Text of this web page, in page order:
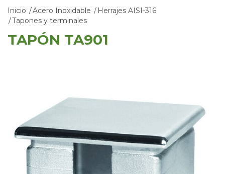
Inicio Acero Inoxidable
Herrajes AISI-316
Tapones y terminales
TAPÓN TA901